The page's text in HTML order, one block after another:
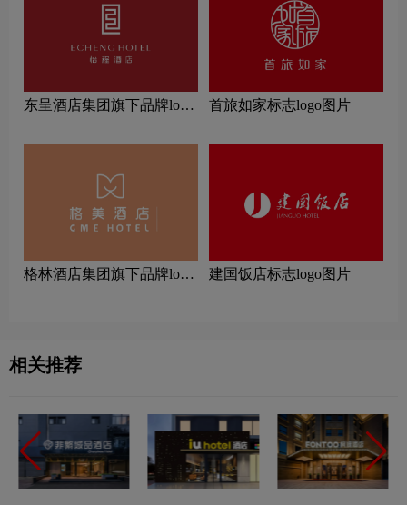
东呈酒店集团旗下品牌logo
首旅如家标志logo图片
‌格林酒店集团旗下品牌logo
建国饭店标志logo图片
相关推荐